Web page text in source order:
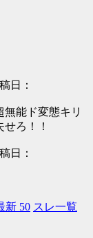
日：
能ド変態キリ
ろ！！
日：
新 50 スレ一覧